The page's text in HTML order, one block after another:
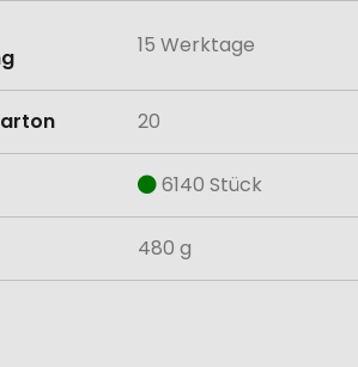
15 Werktage
20
6140 Stück
480 g